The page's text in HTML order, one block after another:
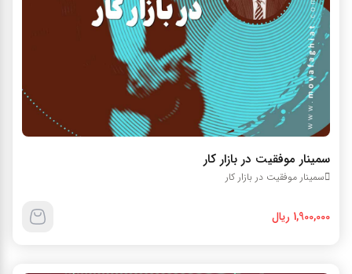
سمينار موفقيت در بازار کار
سمينار موفقيت در بازار کار
1,900,000 ریال